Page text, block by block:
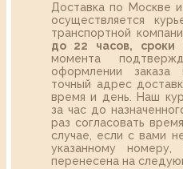
Доставка по Москве
осуществляется
транспортной
до 22 часов,
сроки
момента
оформлении заказа
точный адрес
время и день. Наш
за час до
раз согласовать
случае, если с вами
указанному
перенесена на